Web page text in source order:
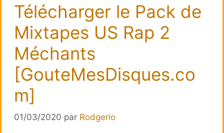
Télécharger le Pack de
Mixtapes US Rap 2
Méchants
[GouteMesDisques.co
m]
01/03/2020 par Rodgerio